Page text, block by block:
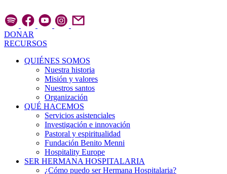
al
contenido
DONAR
RECURSOS
QUIÉNES SOMOS
Nuestra historia
Misión y valores
Nuestros santos
Organización
QUÉ HACEMOS
Servicios asistenciales
Investigación e innovación
Pastoral y espiritualidad
Fundación Benito Menni
Hospitality Europe
SER HERMANA HOSPITALARIA
¿Cómo puedo ser Hermana Hospitalaria?